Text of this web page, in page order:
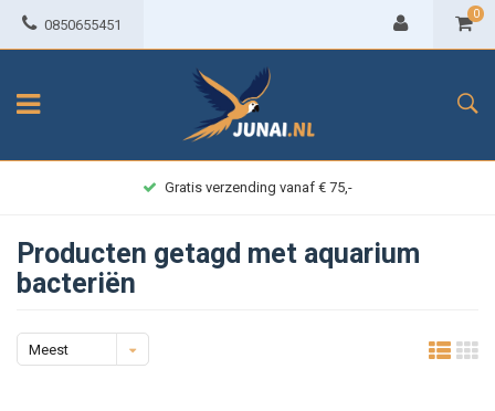
0850655451
0
Gratis verzending vanaf € 75,-
Producten getagd met aquarium
bacteriën
Meest